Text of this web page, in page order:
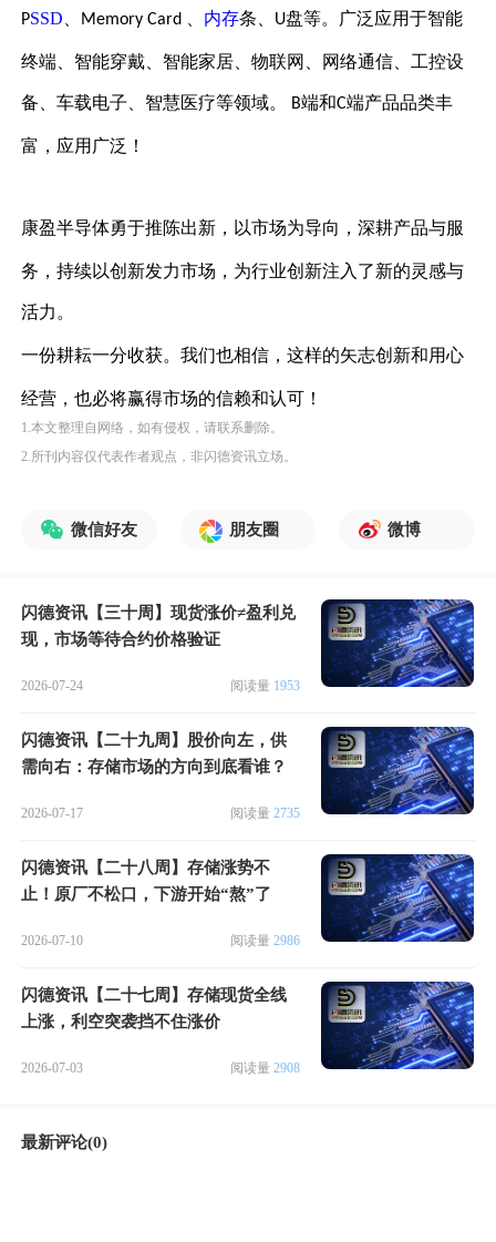
PSSD Memory Card 内存条、 U盘等。广泛应用于智能
终端、智能穿戴、智能家居、物联网、网络通信、工控设
备、车载电子、智慧医疗等领域。 B端和C端产品品类丰
富，应用广泛！
康盈半导体勇于推陈出新 ， 以市场为导向 ，深耕产品与服
务，持续以创新发力市场，为行业创 新注入 了新的灵感与
活力 。
一份耕耘一分收获。我们也相信 ，这样的矢志创新和用心
经营 ，也必将赢得市场的信赖和认可 ！
1.本文整理自网络，如有侵权，请联系删除。
2.所刊内容仅代表作者观点，非闪德资讯立场。
微信好友 朋友圈 微博
闪德资讯【三十周】现货涨价≠盈利兑
现，市场等待合约价格验证
2026-07-24 阅读量 1953
闪德资讯【二十九周】股价向左，供
需向右：存储市场的方向到底看谁？
2026-07-17 阅读量 2735
闪德资讯【二十八周】存储涨势不
止！原厂不松口，下游开始“熬”了
2026-07-10 阅读量 2986
闪德资讯【二十七周】存储现货全线
上涨，利空突袭挡不住涨价
2026-07-03 阅读量 2908
最新评论(0)